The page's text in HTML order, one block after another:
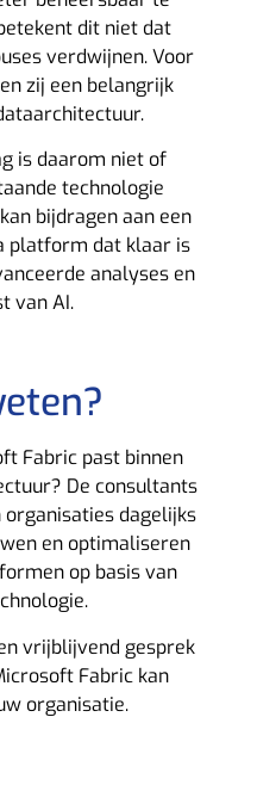
dit niet dat
verdwijnen. Voor
zij een belangrijk
is daarom niet of
technologie
bijdragen aan een
platform dat klaar is
analyses en
van AI.
Fabric past binnen
De consultants
organisaties dagelijks
en optimaliseren
op basis van
vrijblijvend gesprek
Fabric kan
organisatie.